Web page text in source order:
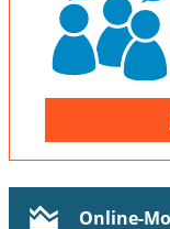
Online-